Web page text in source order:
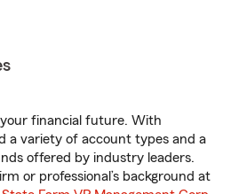
financial future. With
a variety of account types and a
offered by industry leaders.
or professional’s background at